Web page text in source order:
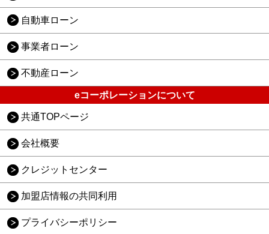
自動車ローン
事業者ローン
不動産ローン
eコーポレーションについて
共通TOPページ
会社概要
クレジットセンター
加盟店情報の共同利用
プライバシーポリシー